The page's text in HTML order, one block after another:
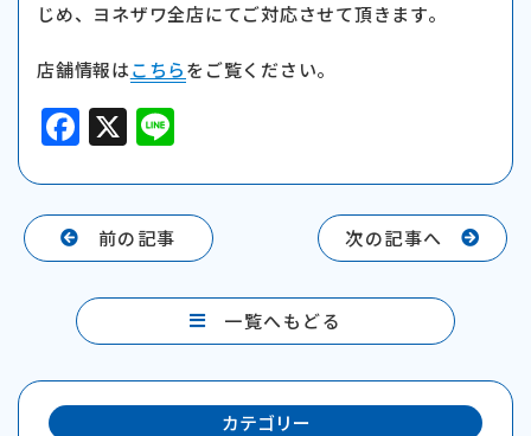
じめ、ヨネザワ全店にてご対応させて頂きます。
店舗情報はこちらをご覧ください。
F
a
c
e
b
o
o
k
X
e
前の記事
一覧へもどる
次の記事へ
カテゴリー